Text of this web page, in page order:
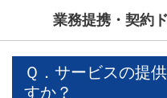
業務提携・契約
Ｑ．サービスの提
すか？